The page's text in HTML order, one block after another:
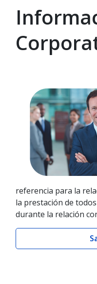
referencia para la
la prestación de
durante la relación